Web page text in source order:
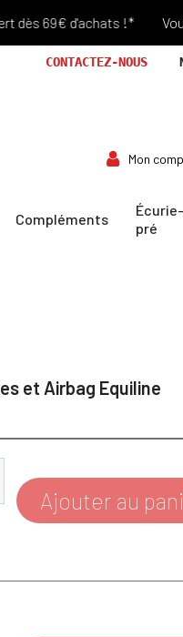
69€ d'achats !* Vous
CONTACTEZ-NOUS
Mon
Compléments
Écurie-
pré
et Airbag Equiline
Ajouter au